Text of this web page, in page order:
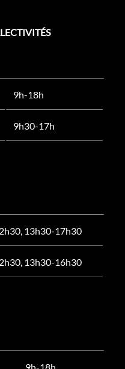
9h-18h
9h30-17h
13h30-17h30
13h30-16h30